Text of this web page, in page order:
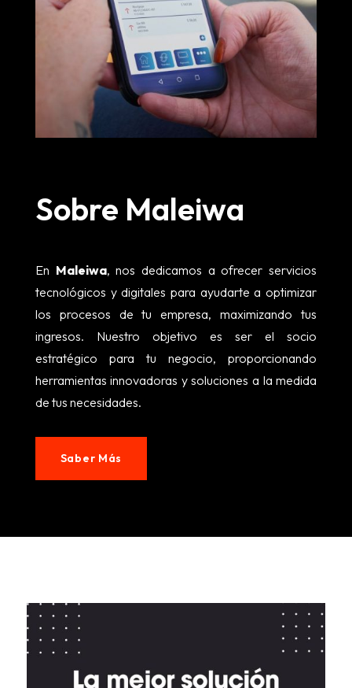
Sobre Maleiwa
En Maleiwa, nos dedicamos a ofrecer servicios
tecnológicos y digitales para ayudarte a optimizar
los procesos de tu empresa, maximizando tus
ingresos. Nuestro objetivo es ser el socio
estratégico para tu negocio, proporcionando
herramientas innovadoras y soluciones a la medida
de tus necesidades.
Saber Más